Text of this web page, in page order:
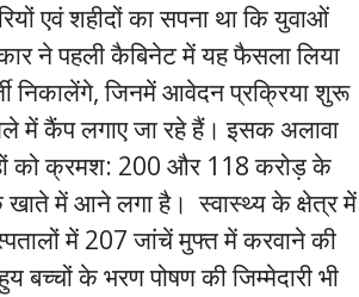
एवं शहीदों का सपना था कि युवाओं
ने पहली कैबिनेट में यह फैसला लिया
निकालेंगे, जिनमें आवेदन प्रक्रिया शुरू
में कैंप लगाए जा रहे हैं। इसक अलावा
को क्रमश: 200 और 118 करोड़ के
खाते में आने लगा है। स्वास्थ्य के क्षेत्र में
में 207 जांचें मुफ्त में करवाने की
बच्चों के भरण पोषण की जिम्मेदारी भी